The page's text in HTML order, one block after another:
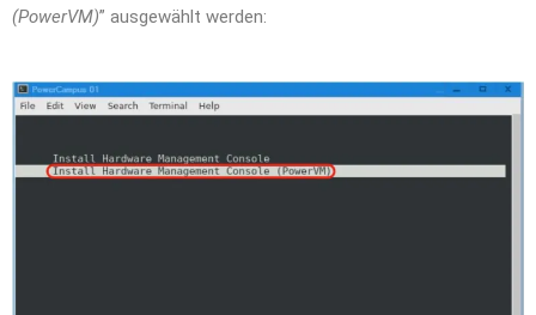
(PowerVM)” ausgewählt werden: